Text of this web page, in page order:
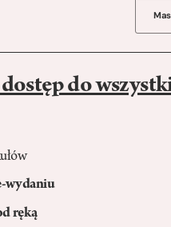
do
wydaniu
ręką